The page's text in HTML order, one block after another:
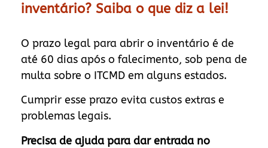
inventário? Saiba o que diz a lei!
O prazo legal para abrir o inventário é de
até 60 dias após o falecimento, sob pena de
multa sobre o ITCMD em alguns estados.
Cumprir esse prazo evita custos extras e
problemas legais.
Precisa de ajuda para dar entrada no